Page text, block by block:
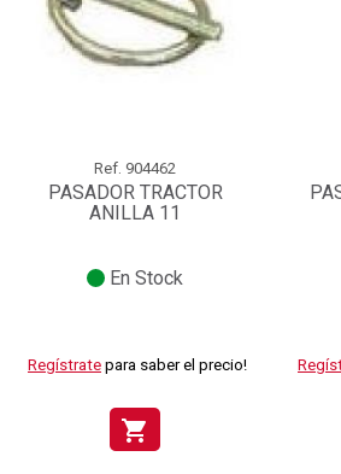
Ref. 904462
PASADOR TRACTOR
ANILLA 11
En Stock
Regístrate para saber el precio!
shopping_cart